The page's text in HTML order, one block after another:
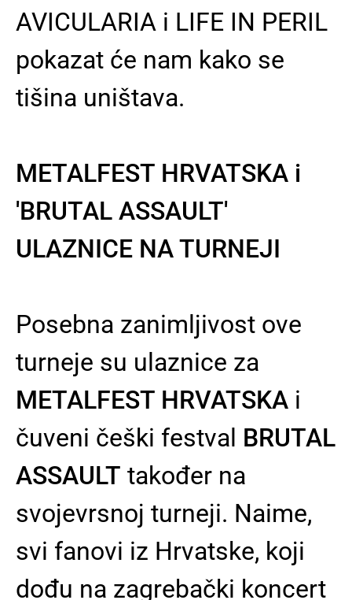
AVICULARIA i LIFE IN PERIL
pokazat će nam kako se
tišina uništava.
METALFEST HRVATSKA i
'BRUTAL ASSAULT'
ULAZNICE NA TURNEJI
Posebna zanimljivost ove
turneje su ulaznice za
METALFEST HRVATSKA i
čuveni češki festval BRUTAL
ASSAULT također na
svojevrsnoj turneji. Naime,
svi fanovi iz Hrvatske, koji
dođu na zagrebački koncert